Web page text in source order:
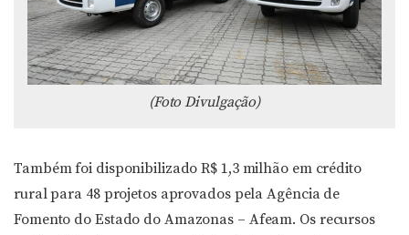
(Foto Divulgação)
Também foi disponibilizado R$ 1,3 milhão em crédito
rural para 48 projetos aprovados pela Agência de
Fomento do Estado do Amazonas – Afeam. Os recursos